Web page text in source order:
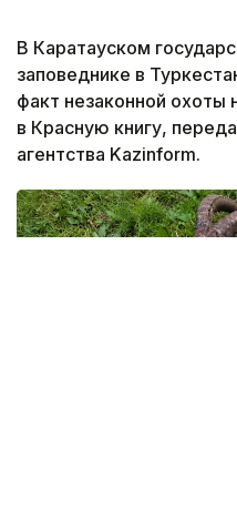
В Каратауском
заповеднике в
факт незаконной охоты
в Красную книгу,
агентства Kazinform.